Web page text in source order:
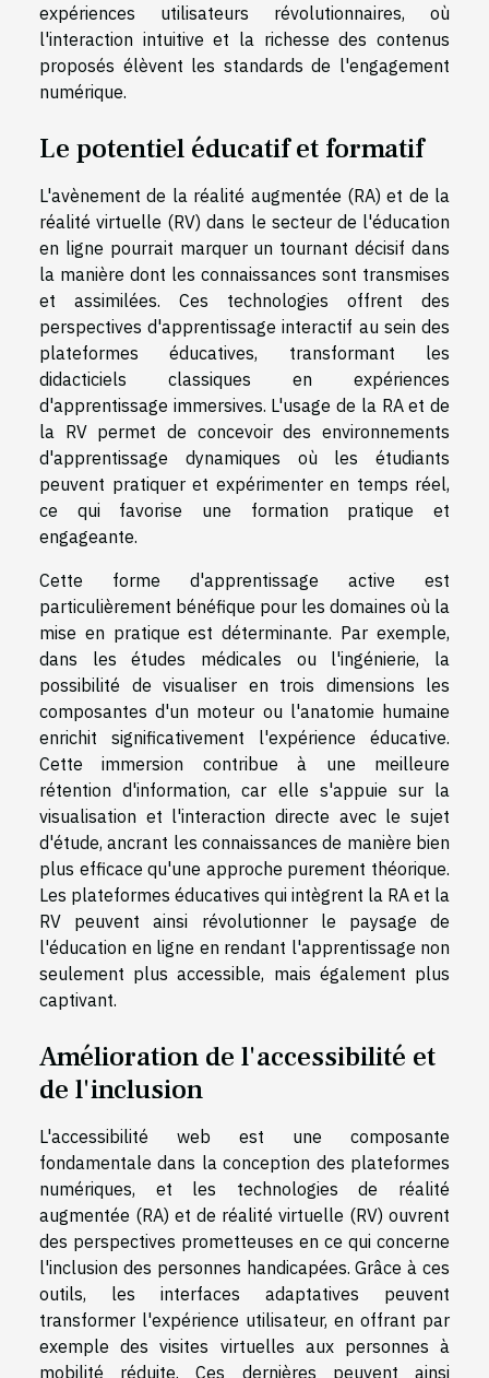
expériences utilisateurs révolutionnaires, où
l'interaction intuitive et la richesse des contenus
proposés élèvent les standards de l'engagement
numérique.
Le potentiel éducatif et formatif
L'avènement de la réalité augmentée (RA) et de la
réalité virtuelle (RV) dans le secteur de l'éducation
en ligne pourrait marquer un tournant décisif dans
la manière dont les connaissances sont transmises
et assimilées. Ces technologies offrent des
perspectives d'apprentissage interactif au sein des
plateformes éducatives, transformant les
didacticiels classiques en expériences
d'apprentissage immersives. L'usage de la RA et de
la RV permet de concevoir des environnements
d'apprentissage dynamiques où les étudiants
peuvent pratiquer et expérimenter en temps réel,
ce qui favorise une formation pratique et
engageante.
Cette forme d'apprentissage active est
particulièrement bénéfique pour les domaines où la
mise en pratique est déterminante. Par exemple,
dans les études médicales ou l'ingénierie, la
possibilité de visualiser en trois dimensions les
composantes d'un moteur ou l'anatomie humaine
enrichit significativement l'expérience éducative.
Cette immersion contribue à une meilleure
rétention d'information, car elle s'appuie sur la
visualisation et l'interaction directe avec le sujet
d'étude, ancrant les connaissances de manière bien
plus efficace qu'une approche purement théorique.
Les plateformes éducatives qui intègrent la RA et la
RV peuvent ainsi révolutionner le paysage de
l'éducation en ligne en rendant l'apprentissage non
seulement plus accessible, mais également plus
captivant.
Amélioration de l'accessibilité et
de l'inclusion
L'accessibilité web est une composante
fondamentale dans la conception des plateformes
numériques, et les technologies de réalité
augmentée (RA) et de réalité virtuelle (RV) ouvrent
des perspectives prometteuses en ce qui concerne
l'inclusion des personnes handicapées. Grâce à ces
outils, les interfaces adaptatives peuvent
transformer l'expérience utilisateur, en offrant par
exemple des visites virtuelles aux personnes à
mobilité réduite. Ces dernières peuvent ainsi